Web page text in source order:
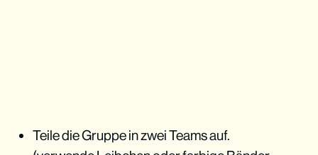
Teile die Gruppe in zwei Teams auf.